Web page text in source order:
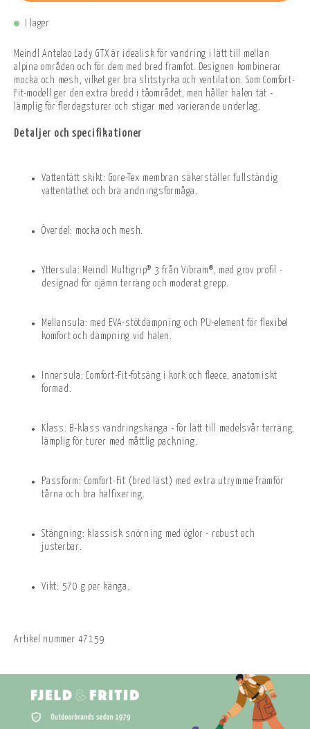
I lager
Meindl Antelao Lady GTX är idealisk för vandring i lätt till mellan
alpina områden och för dem med bred framfot. Designen kombinerar
mocka och mesh, vilket ger bra slitstyrka och ventilation. Som Comfort-
Fit-modell ger den extra bredd i tåområdet, men håller hälen tät -
lämplig för flerdagsturer och stigar med varierande underlag.
Detaljer och specifikationer
Vattentätt skikt: Gore-Tex membran säkerställer fullständig
vattentäthet och bra andningsförmåga.
Överdel: mocka och mesh.
Yttersula: Meindl Multigrip® 3 från Vibram®, med grov profil -
designad för ojämn terräng och moderat grepp.
Mellansula: med EVA-stötdämpning och PU-element för flexibel
komfort och dämpning vid hälen.
Innersula: Comfort-Fit-fotsäng i kork och fleece, anatomiskt
formad.
Klass: B-klass vandringskänga - för lätt till medelsvår terräng,
lämplig för turer med måttlig packning.
Passform: Comfort-Fit (bred läst) med extra utrymme framför
tårna och bra hälfixering.
Stängning: klassisk snörning med öglor - robust och
justerbar.
Vikt: 570 g per känga.
Artikel nummer 47159